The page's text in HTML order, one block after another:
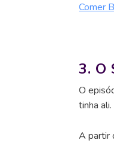
Comer
3. O
O
tinha
A partir